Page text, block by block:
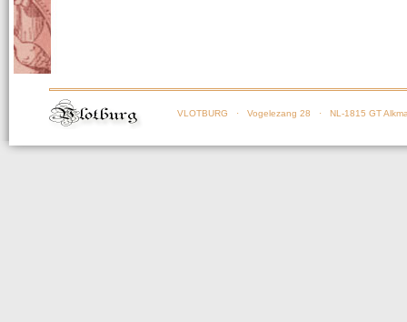
VLOTBURG · Vogelezang 28 · NL-1815 GT